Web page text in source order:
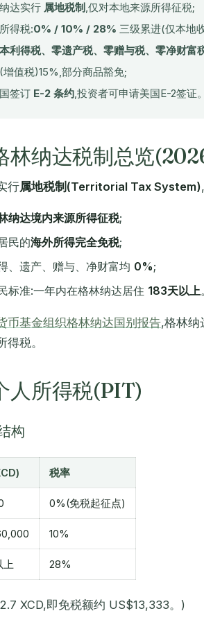
达实行 属地税制,仅对本地来源所得征税;
得税:0% / 10% / 28% 三级累进(仅本地
利得税、零遗产税、零赠与税、零净财富
增值税)15%,部分商品豁免;
签订 E-2 条约,投资者可申请美国E-2签证。
林纳达税制总览
行属地税制(Territorial Tax System)
纳达境内来源所得征税;
民的海外所得完全免税;
、遗产、赠与、净财富均 0%;
标准:一年内在格林纳达居住 183天以上。
币基金组织格林纳达国别报告,格林纳
得税。
人所得税(PIT)
构
税率
0%(免税起征点)
10%
上 28%
XCD,即免税额约 US$13,333。)